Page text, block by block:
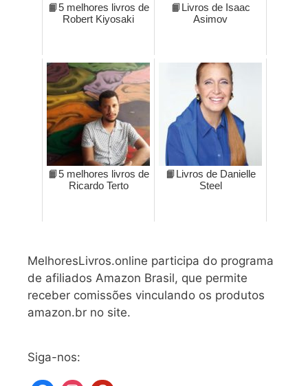
📙5 melhores livros de
Robert Kiyosaki
📙Livros de Isaac
Asimov
📙5 melhores livros de
Ricardo Terto
📙Livros de Danielle
Steel
MelhoresLivros.online participa do programa
de afiliados Amazon Brasil, que permite
receber comissões vinculando os produtos
amazon.br no site.
Siga-nos: